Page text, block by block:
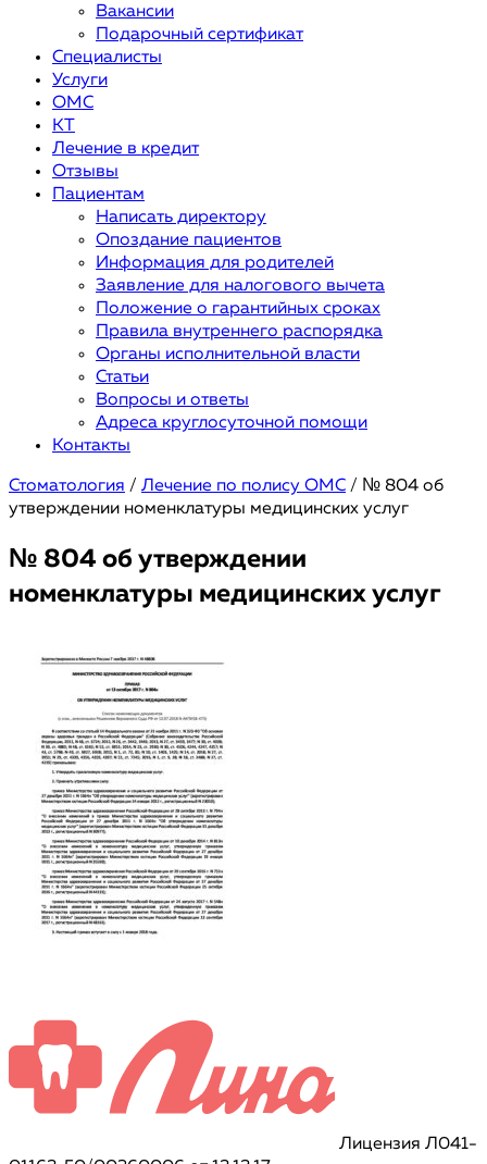
Вакансии
Подарочный сертификат
Специалисты
Услуги
ОМС
КТ
Лечение в кредит
Отзывы
Пациентам
Написать директору
Опоздание пациентов
Информация для родителей
Заявление для налогового вычета
Положение о гарантийных сроках
Правила внутреннего распорядка
Органы исполнительной власти
Статьи
Вопросы и ответы
Адреса круглосуточной помощи
Контакты
Стоматология / Лечение по полису ОМС / № 804 об
утверждении номенклатуры медицинских услуг
№ 804 об утверждении
номенклатуры медицинских услуг
Лицензия Л041-